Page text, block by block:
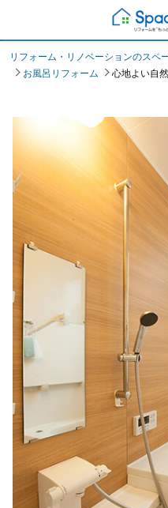
施
リフォーム・リノベーションのスペ
お風呂リフォーム
心地よい自